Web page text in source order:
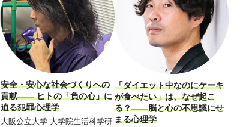
安全・安心な社会づくりへの
貢献―― ヒトの「負の心」に
迫る犯罪心理学
大阪公立大学 大学院生活科学研
「ダイエット中なのにケーキ
が食べたい」は、なぜ起こ
る？――脳と心の不思議にせ
まる心理学